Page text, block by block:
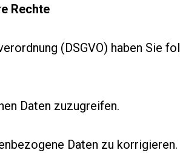
Rechte
(DSGVO) haben Sie
Daten zuzugreifen.
Daten zu korrigieren.